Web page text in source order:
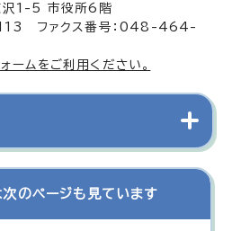
1-5 市役所6階
ファクス番号：048-464-
ームをご利用ください。
のページも見ています